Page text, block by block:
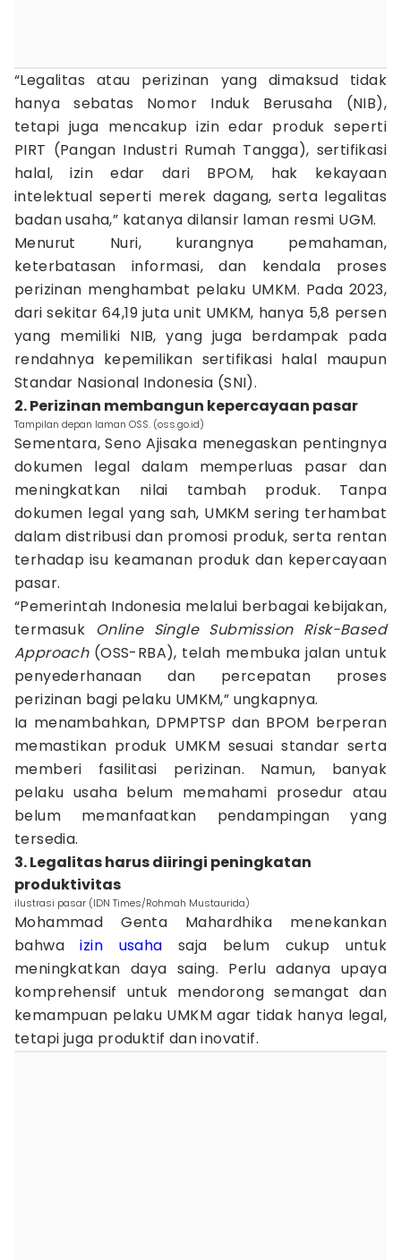
“Legalitas atau perizinan yang dimaksud tidak
hanya sebatas Nomor Induk Berusaha (NIB),
tetapi juga mencakup izin edar produk seperti
PIRT (Pangan Industri Rumah Tangga), sertifikasi
halal, izin edar dari BPOM, hak kekayaan
intelektual seperti merek dagang, serta legalitas
badan usaha,” katanya dilansir laman resmi UGM.
Menurut Nuri, kurangnya pemahaman,
keterbatasan informasi, dan kendala proses
perizinan menghambat pelaku UMKM. Pada 2023,
dari sekitar 64,19 juta unit UMKM, hanya 5,8 persen
yang memiliki NIB, yang juga berdampak pada
rendahnya kepemilikan sertifikasi halal maupun
Standar Nasional Indonesia (SNI).
2. Perizinan membangun kepercayaan pasar
Tampilan depan laman OSS. (oss.go.id)
Sementara, Seno Ajisaka menegaskan pentingnya
dokumen legal dalam memperluas pasar dan
meningkatkan nilai tambah produk. Tanpa
dokumen legal yang sah, UMKM sering terhambat
dalam distribusi dan promosi produk, serta rentan
terhadap isu keamanan produk dan kepercayaan
pasar.
“Pemerintah Indonesia melalui berbagai kebijakan,
termasuk Online Single Submission Risk-Based
Approach(OSS-RBA), telah membuka jalan untuk
penyederhanaan dan percepatan proses
perizinan bagi pelaku UMKM,” ungkapnya.
Ia menambahkan, DPMPTSP dan BPOM berperan
memastikan produk UMKM sesuai standar serta
memberi fasilitasi perizinan. Namun, banyak
pelaku usaha belum memahami prosedur atau
belum memanfaatkan pendampingan yang
tersedia.
3. Legalitas harus diiringi peningkatan
produktivitas
ilustrasi pasar (IDN Times/Rohmah Mustaurida)
Mohammad Genta Mahardhika menekankan
bahwaizin usaha saja belum cukup untuk
meningkatkan daya saing. Perlu adanya upaya
komprehensif untuk mendorong semangat dan
kemampuan pelaku UMKM agar tidak hanya legal,
tetapi juga produktif dan inovatif.